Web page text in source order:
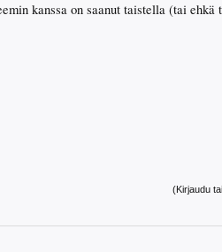
kanssa on saanut taistella (tai ehkä
(Kirjaudu